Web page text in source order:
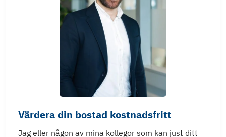
Värdera din bostad kostnadsfritt
Jag eller någon av mina kollegor som kan just ditt